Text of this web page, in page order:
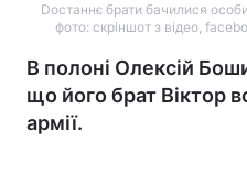
Dостаннє брати бачилися
фото: скріншот з відео,
В полоні Олексій
що його брат Віктор
армії.